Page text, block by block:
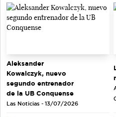
Aleksander
Kowalczyk, nuevo
segundo entrenador
de la UB Conquense
Las Noticias - 13/07/2026